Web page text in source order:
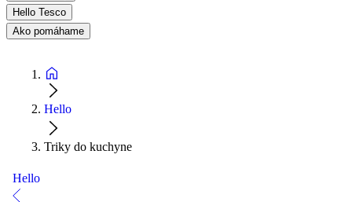
Hello Tesco
Ako pomáhame
Hello
Triky do kuchyne
Hello